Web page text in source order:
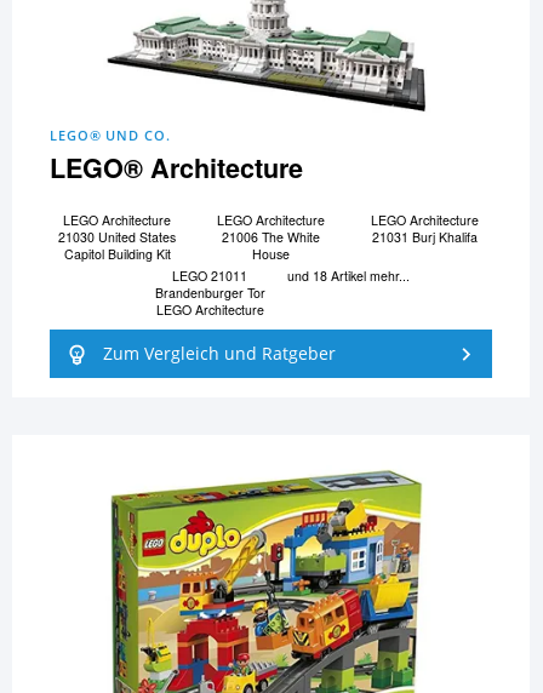
LEGO® UND CO.
LEGO® Architecture
LEGO Architecture
21030 United States
Capitol Building Kit
LEGO Architecture
21006 The White
House
LEGO Architecture
21031 Burj Khalifa
LEGO 21011
Brandenburger Tor
LEGO Architecture
und 18 Artikel mehr...
Zum Vergleich und Ratgeber